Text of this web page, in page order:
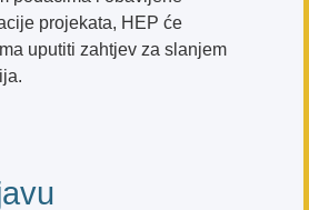
projekata, HEP će
uputiti zahtjev za slanjem